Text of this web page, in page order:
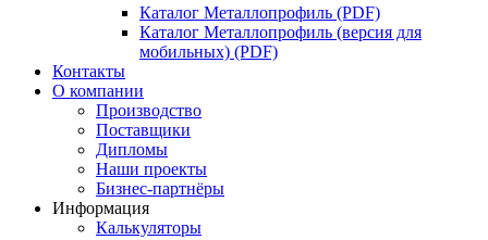
Каталог Металлопрофиль (PDF)
Каталог Металлопрофиль (версия для
мобильных) (PDF)
Контакты
О компании
Производство
Поставщики
Дипломы
Наши проекты
Бизнес-партнёры
Информация
Калькуляторы